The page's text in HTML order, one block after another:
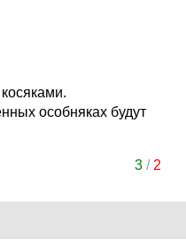
особняках будут
3/ 2